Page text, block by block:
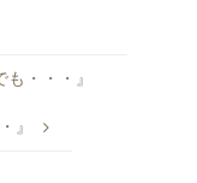
・・・』
』